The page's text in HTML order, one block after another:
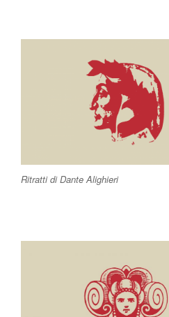
Ritratti di Dante Alighieri